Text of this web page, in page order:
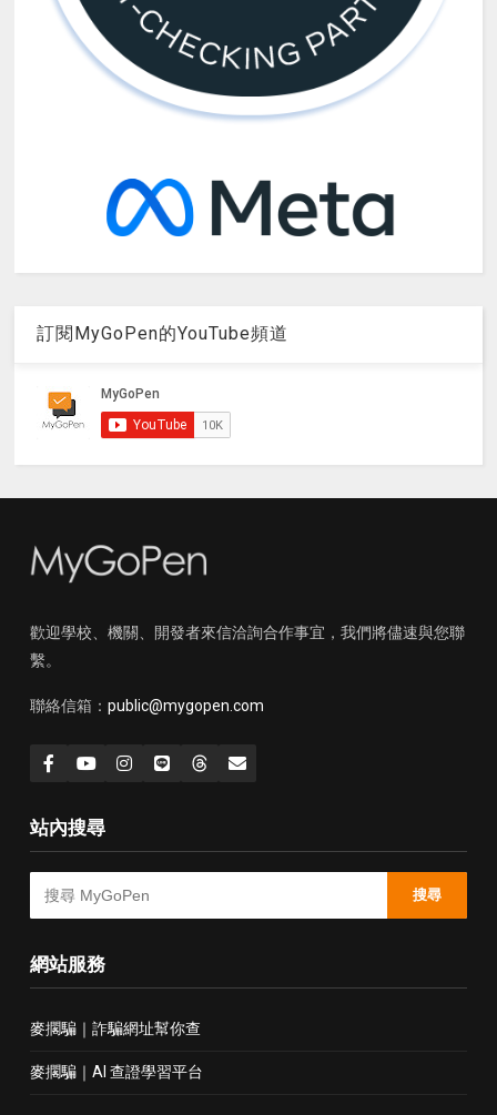
訂閱MyGoPen的YouTube頻道
歡迎學校、機關、開發者來信洽詢合作事宜，我們將儘速與您聯
繫。
聯絡信箱： public@mygopen.com
站內搜尋
搜尋
網站服務
麥擱騙｜詐騙網址幫你查
麥擱騙｜AI 查證學習平台